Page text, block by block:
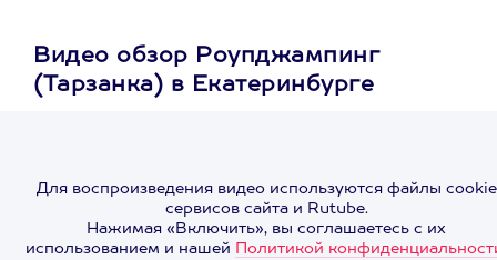
Видео обзор Роупджампинг
(Тарзанка) в Екатеринбурге
Для воспроизведения видео используются файлы cookie
сервисов сайта и Rutube.
Нажимая «Включить», вы соглашаетесь с их
использованием и нашей Политикой